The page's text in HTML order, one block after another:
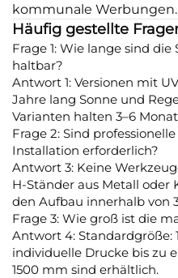
kommunale Werbungen.
Häufig gestellte
Frage 1: Wie lange sind
haltbar?
Antwort 1: Versionen mit
Jahre lang Sonne und
Varianten halten 3–6
Frage 2: Sind
Installation erforderlich?
Antwort 3: Keine
H-Ständer aus Metall
den Aufbau innerhalb von
Frage 3: Wie groß ist die
Antwort 4: Standardgröße:
individuelle Drucke bis zu
1500 mm sind erhältlich.